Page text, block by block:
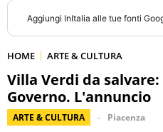
Aggiungi InItalia alle tue fonti
HOME ARTE & CULTURA
Villa Verdi da
Governo. L'annuncio
ARTE & CULTURA Piacenza